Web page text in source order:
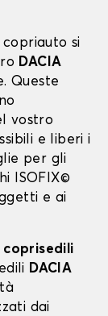
si
DACIA
Queste
vostro
e liberi i
per gli
ISOFIX©
e ai
DACIA
dai